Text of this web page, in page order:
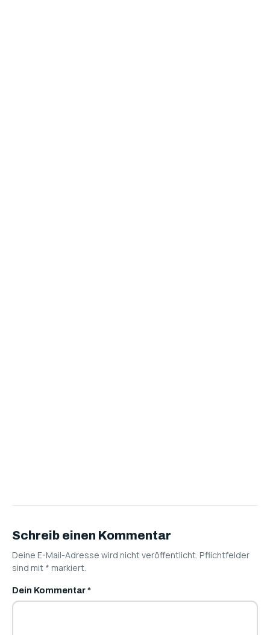
Schreib einen Kommentar
Deine E-Mail-Adresse wird nicht veröffentlicht. Pflichtfelder
sind mit * markiert.
Dein Kommentar*